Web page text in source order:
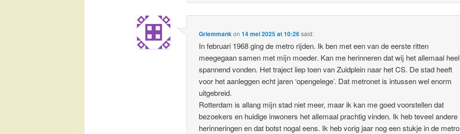
Griemmankon14 mei 2025 at 10:26said:
In februari 1968 ging de metro rijden. Ik ben met een van de eerste ritten
meegegaan samen met mijn moeder. Kan me herinneren dat wij het allemaal heel
spannend vonden. Het traject liep toen van Zuidplein naar het CS. De stad heeft
voor het aanleggen echt jaren ‘opengelege’. Dat metronet is intussen wel enorm
uitgebreid.
Rotterdam is allang mijn stad niet meer, maar ik kan me goed voorstellen dat
bezoekers en huidige inwoners het allemaal prachtig vinden. Ik heb teveel andere
herinneringen en dat botst nogal eens. Ik heb vorig jaar nog een stukje in de metro